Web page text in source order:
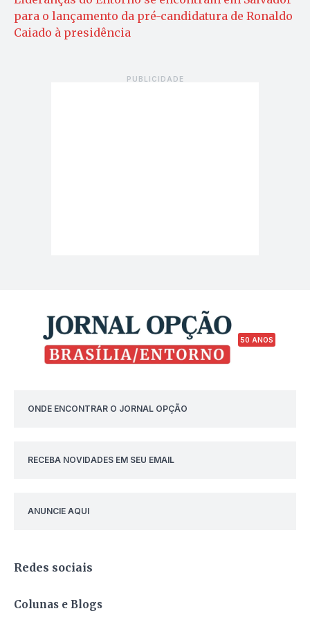
para o lançamento da pré-candidatura de Ronaldo
Caiado à presidência
50 ANOS
ONDE ENCONTRAR O JORNAL OPÇÃO
RECEBA NOVIDADES EM SEU EMAIL
ANUNCIE AQUI
Redes sociais
Colunas e Blogs